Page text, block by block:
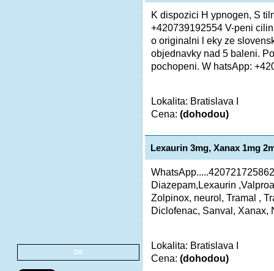
OK
K dispozici H ypnogen, S
+420739192554 V-peni
o originalni l eky ze
objednavky nad 5 baleni.
pochopeni. W hatsApp:
Lokalita: Bratislava I
Cena: (dohodou)
Lexaurin 3mg, Xanax 1mg
Diazepam,Lexaurin
Zolpinox, neurol, Tramal ,
Diclofenac, Sanval, Xanax,
Lokalita: Bratislava I
Cena: (dohodou)